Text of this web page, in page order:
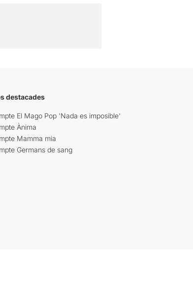
destacades
El Mago Pop 'Nada es imposible'
Ànima
Mamma mia
Germans de sang